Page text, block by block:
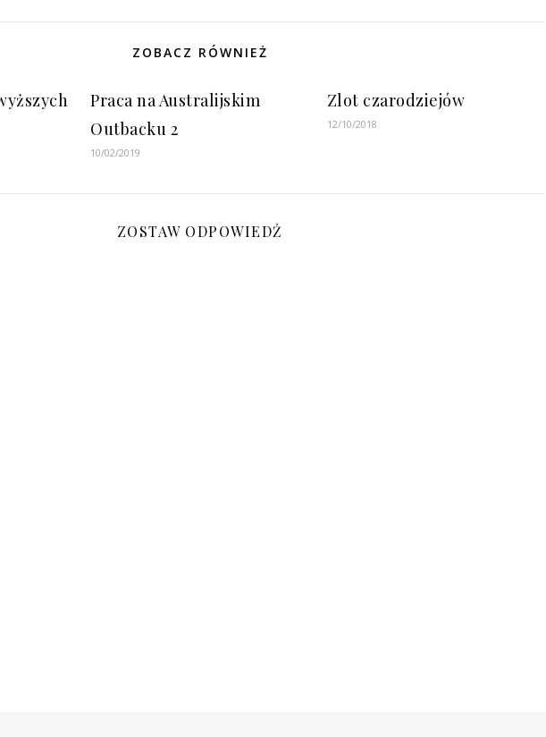
ZOBACZ RÓWNIEŻ
Praca na Australijskim
Outbacku 2
10/02/2019
Zlot czarodziejów
12/10/2018
ZOSTAW ODPOWIEDŹ